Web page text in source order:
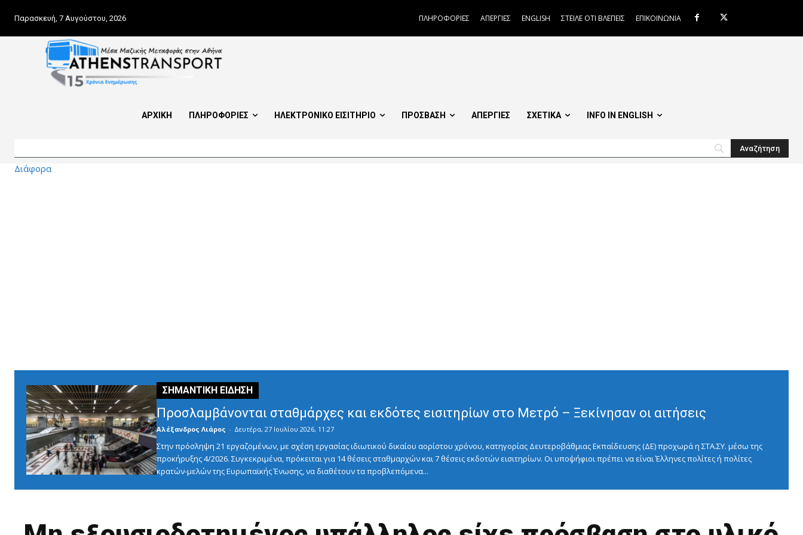
Παρασκευή, 7 Αυγούστου, 2026 ΠΛΗΡΟΦΟΡΙΕΣ ΑΠΕΡΓΙΕΣ ENGLISH ΣΤΕΙΛΕ ΟΤΙ ΒΛΕΠΕΙΣ ΕΠΙΚΟΙΝΩΝΙΑ
ΑΡΧΙΚΗ ΠΛΗΡΟΦΟΡΙΕΣ ΗΛΕΚΤΡΟΝΙΚΟ ΕΙΣΙΤΗΡΙΟ ΠΡΟΣΒΑΣΗ ΑΠΕΡΓΙΕΣ ΣΧΕΤΙΚΑ INFO IN ENGLISH
Διάφορα
Προσλαμβάνονται σταθμάρχες και εκδότες εισιτηρίων στο Μετρό – Ξεκίνησαν οι αιτήσεις
Αλέξανδρος Λιάρος - Δευτέρα, 27 Ιουλίου 2026, 11:27
Στην πρόσληψη 21 εργαζομένων, με σχέση εργασίας ιδιωτικού δικαίου αορίστου χρόνου, κατηγορίας Δευτεροβάθμιας Εκπαίδευσης (ΔΕ) προχωρά η ΣΤΑ.ΣΥ. μέσω της
προκήρυξης 4/2026. Συγκεκριμένα, πρόκειται για 14 θέσεις σταθμαρχών και 7 θέσεις εκδοτών εισιτηρίων. Οι υποψήφιοι πρέπει να είναι Έλληνες πολίτες ή πολίτες
κρατών-μελών της Ευρωπαϊκής Ένωσης, να διαθέτουν τα προβλεπόμενα...